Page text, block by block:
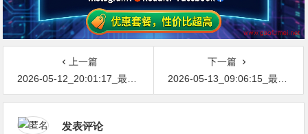
上一篇
2026-05-12_20:01:17_最新网络节点地址免费分享…不定期更新…开放免费分享（网络免费节点香港|日本|韩国|新加坡|台湾|马来西亚|…
下一篇
2026-05-13_09:06:15_最新网络节点地址免费分享…不定期更新…开放免费分享（网络免费节点香港|日本|韩国|新加坡|台湾|马来西亚|…
发表评论